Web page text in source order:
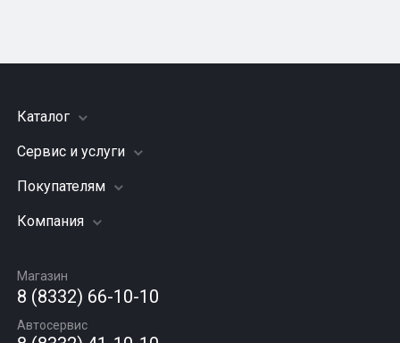
Каталог
Шины
Грузовые шины
Диски
Автомасла
Сервис и услуги
Заправка кондиционера
Подвеска (ходовая часть)
Шиномонтаж
Покупателям
Акции
Гарантии и возврат
Компания
Вакансии
Новости
Статьи
Магазин
8 (8332) 66-10-10
Автосервис